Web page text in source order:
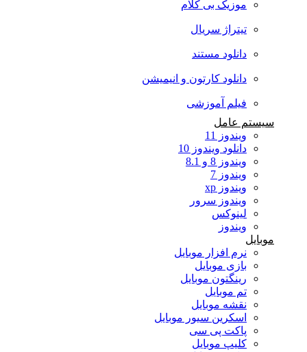
موزیک بی کلام
تیتراژ سریال
دانلود مستند
دانلود کارتون و انیمیشن
فیلم آموزشی
سیستم عامل
ویندوز 11
دانلود ویندوز 10
ویندوز 8 و 8.1
ویندوز 7
ویندوز xp
ویندوز سرور
لینوکس
ویندوز
موبایل
نرم افزار موبایل
بازی موبایل
رینگتون موبایل
تم موبایل
نقشه موبایل
اسکرین سیور موبایل
پاکت پی سی
کلیپ موبایل